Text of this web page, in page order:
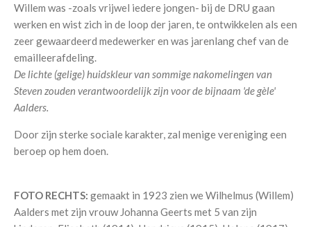
Willem was -zoals vrijwel iedere jongen- bij de DRU gaan
werken en wist zich in de loop der jaren, te ontwikkelen als een
zeer gewaardeerd medewerker en was jarenlang chef van de
emailleerafdeling.
De lichte (gelige) huidskleur van sommige nakomelingen van
Steven zouden verantwoordelijk zijn voor de bijnaam 'de gèle'
Aalders.
Door zijn sterke sociale karakter, zal menige vereniging een
beroep op hem doen.
FOTO RECHTS: gemaakt in 1923 zien we Wilhelmus (Willem)
Aalders met zijn vrouw Johanna Geerts met 5 van zijn